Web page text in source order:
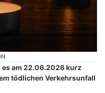
am 22.06.2026 kurz
tödlichen Verkehrsunfall